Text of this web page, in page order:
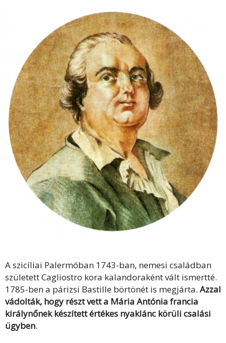
A szicíliai Palermóban 1743-ban, nemesi családban
született Cagliostro kora kalandoraként vált ismertté.
1785-ben a párizsi Bastille börtönét is megjárta. Azzal
vádolták, hogy részt vett a Mária Antónia francia
királynőnek készített értékes nyaklánc körüli csalási
ügyben.